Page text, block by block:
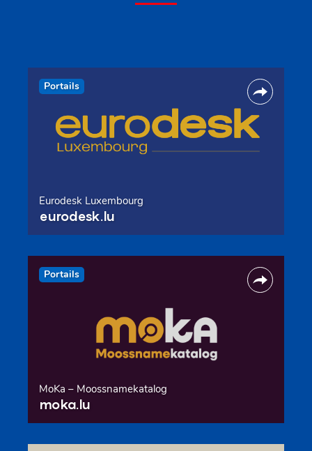
Portails
Eurodesk Luxembourg
eurodesk.lu
Portails
MoKa – Moossnamekatalog
moka.lu